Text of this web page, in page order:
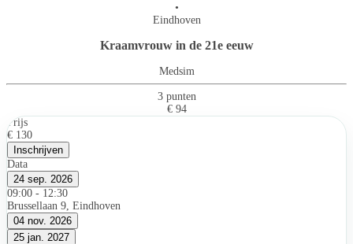
•
Eindhoven
Kraamvrouw in de 21e eeuw
Medsim
3 punten
€ 94
Prijs
€ 130
Inschrijven
Data
24 sep. 2026
09:00 - 12:30
Brussellaan 9, Eindhoven
04 nov. 2026
25 jan. 2027